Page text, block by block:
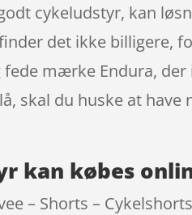
cykeludstyr, kan
det ikke billigere,
fede mærke Endura,
skal du huske at
kan købes
– Shorts –